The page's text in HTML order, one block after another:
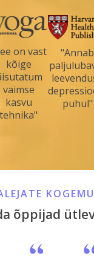
on vast
kõige
vaimse
kasvu
tehnika"
"Annab
puhul"
õppijad